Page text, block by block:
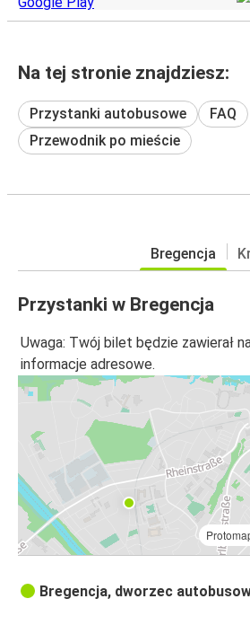
Na tej stronie znajdziesz:
Przystanki autobusowe
FAQ
Przewodnik po mieście
Bregencja
Przystanki w Bregencja
Uwaga: Twój bilet będzie zawierał
informacje adresowe.
Bregencja, dworzec